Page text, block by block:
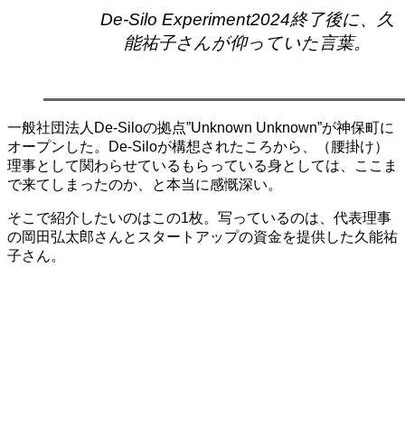
De-Silo Experiment2024終了後に、久
能祐子さんが仰っていた言葉。
一般社団法人De-Siloの拠点”Unknown Unknown”が神保町に
オープンした。De-Siloが構想されたころから、（腰掛け）
理事として関わらせているもらっている身としては、ここま
で来てしまったのか、と本当に感慨深い。
そこで紹介したいのはこの1枚。写っているのは、代表理事
の岡田弘太郎さんとスタートアップの資金を提供した久能祐
子さん。